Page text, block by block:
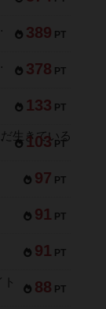
389 PT
カ
378 PT
ラー
133 PT
103 PT
ている～
97 PT
91 PT
91 PT
88 PT